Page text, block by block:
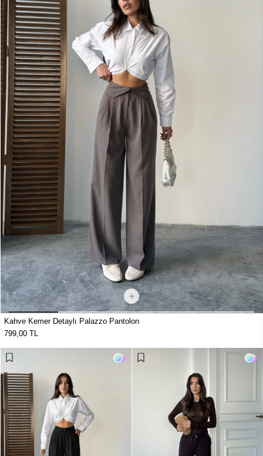
Kahve Kemer Detaylı Palazzo Pantolon
799,00 TL